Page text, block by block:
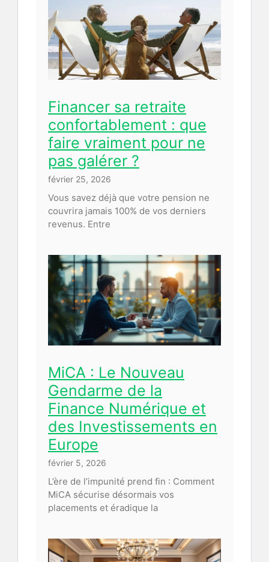
Financer sa retraite
confortablement : que
faire vraiment pour ne
pas galérer ?
février 25, 2026
Vous savez déjà que votre pension ne
couvrira jamais 100% de vos derniers
revenus. Entre
MiCA : Le Nouveau
Gendarme de la
Finance Numérique et
des Investissements en
Europe
février 5, 2026
L’ère de l’impunité prend fin : Comment
MiCA sécurise désormais vos
placements et éradique la